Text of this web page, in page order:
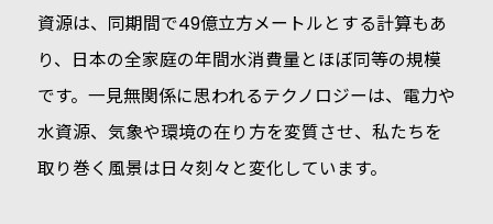
資源は、同期間で49億立方メートルとする計算もあ
り、日本の全家庭の年間水消費量とほぼ同等の規模
です。一見無関係に思われるテクノロジーは、電力や
水資源、気象や環境の在り方を変質させ、私たちを
取り巻く風景は日々刻々と変化しています。